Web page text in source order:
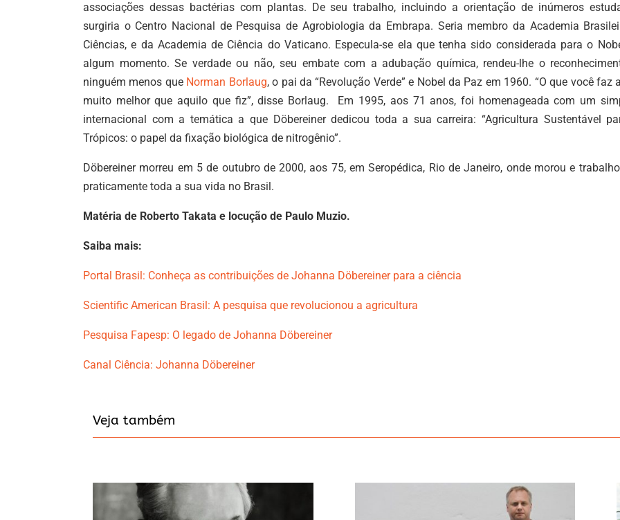
associações dessas bactérias com plantas. De seu trabalho, incluindo a orientação de inúmeros
surgiria o Centro Nacional de Pesquisa de Agrobiologia da Embrapa. Seria membro da Academia
Ciências, e da Academia de Ciência do Vaticano. Especula-se ela que tenha sido considerada para o
algum momento. Se verdade ou não, seu embate com a adubação química, rendeu-lhe o
ninguém menos que Norman Borlaug, o pai da “Revolução Verde” e Nobel da Paz em 1960. “O que você faz
muito melhor que aquilo que fiz”, disse Borlaug. Em 1995, aos 71 anos, foi homenageada com um
internacional com a temática a que Döbereiner dedicou toda a sua carreira: “Agricultura Sustentável
Trópicos: o papel da fixação biológica de nitrogênio”.
Döbereiner morreu em 5 de outubro de 2000, aos 75, em Seropédica, Rio de Janeiro, onde morou e
praticamente toda a sua vida no Brasil.
Matéria de Roberto Takata e locução de Paulo Muzio.
Saiba mais:
Portal Brasil: Conheça as contribuições de Johanna Döbereiner para a ciência
Scientific American Brasil: A pesquisa que revolucionou a agricultura
Pesquisa Fapesp: O legado de Johanna Döbereiner
Canal Ciência: Johanna Döbereiner
Veja também